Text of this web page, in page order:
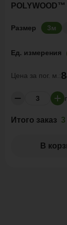
Размер 3м
Ед. измерения
Цена за пог. м.:
Итого заказ
В